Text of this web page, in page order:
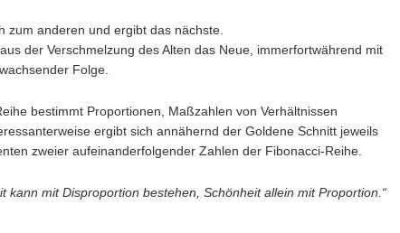
zum anderen und ergibt das nächste.
der Verschmelzung des Alten das Neue, immerfortwährend mit
Folge.
bestimmt Proportionen, Maßzahlen von Verhältnissen
ergibt sich annähernd der Goldene Schnitt jeweils
zweier aufeinanderfolgender Zahlen der Fibonacci-Reihe.
kann mit Disproportion bestehen, Schönheit allein mit Proportion.“